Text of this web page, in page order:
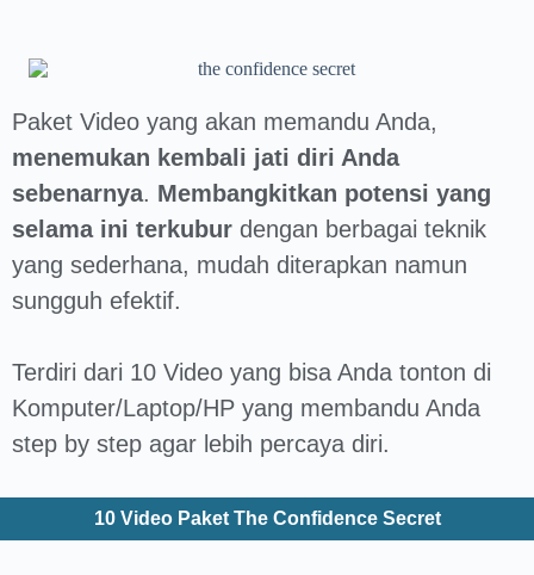
Paket Video yang akan memandu Anda,
menemukan kembali jati diri Anda
sebenarnya. Membangkitkan potensi yang
selama ini terkubur dengan berbagai teknik
yang sederhana, mudah diterapkan namun
sungguh efektif.
Terdiri dari 10 Video yang bisa Anda tonton di
Komputer/Laptop/HP yang membandu Anda
step by step agar lebih percaya diri.
10 Video Paket The Confidence Secret